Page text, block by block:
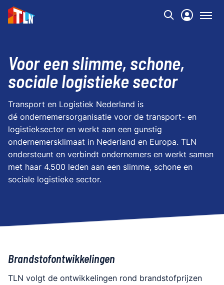
Voor een slimme, schone,
sociale logistieke sector
Transport en Logistiek Nederland is
dé ondernemersorganisatie voor de transport- en
logistieksector en werkt aan een gunstig
ondernemersklimaat in Nederland en Europa. TLN
ondersteunt en verbindt ondernemers en werkt samen
met haar 4.500 leden aan een slimme, schone en
sociale logistieke sector.
Brandstofontwikkelingen
TLN volgt de ontwikkelingen rond brandstofprijzen